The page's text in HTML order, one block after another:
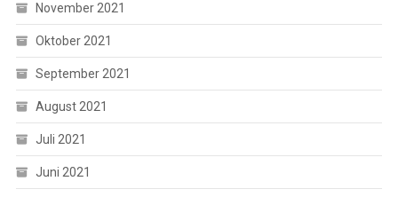
November 2021
Oktober 2021
September 2021
August 2021
Juli 2021
Juni 2021